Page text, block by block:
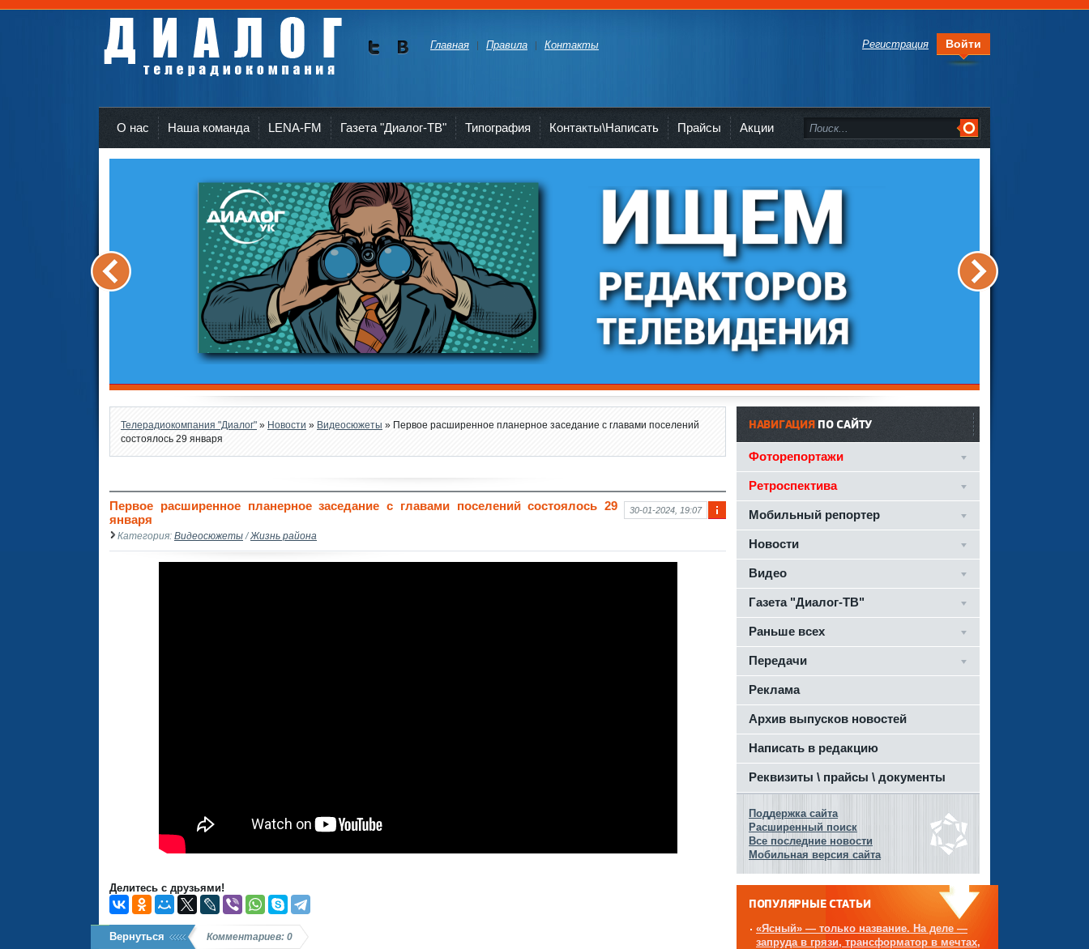
Регистрация Войти
Главная Правила Контакты
О нас Наша команда LENA-FM Газета "Диалог-ТВ" Типография Контакты\Написать Прайсы Акции
Телерадиокомпания "Диалог" » Новости » Видеосюжеты » Первое расширенное планерное заседание с главами поселений
состоялось 29 января
рм
30-01-2024, 19:07
Первое расширенное планерное заседание с главами поселений состоялось 29
января
Категория: Видеосюжеты /Жизнь района
Делитесь с друзьями!
Вернуться Комментариев: 0
НАВИГАЦИЯПО САЙТУ
Фоторепортажи
Ретроспектива
Мобильный репортер
Новости
Видео
Газета "Диалог-ТВ"
Раньше всех
Передачи
Реклама
Архив выпусков новостей
Написать в редакцию
Реквизиты \ прайсы \ документы
Поддержка сайта
Расширенный поиск
Все последние новости
Мобильная версия сайта
ПОПУЛЯРНЫЕ СТАТЬИ
«Ясный» — только название. На деле —
запруда в грязи, трансформатор в мечтах,